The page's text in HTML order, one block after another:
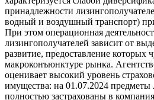
принадлежности
водный и воздушный транспорт)
При этом операционная
лизингополучателей зависит от
развитие, предоставление которых
макроконъюнктуре рынка.
оценивает высокий уровень
имущества: на 01.07.2024 предметы
полностью застрахованы в